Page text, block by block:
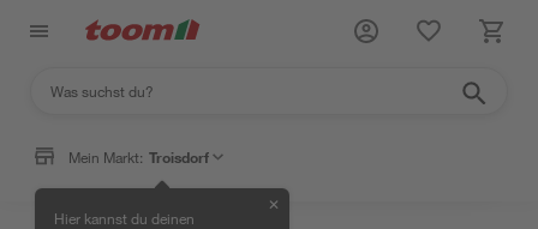
Mein Markt: Troisdorf
Hier kannst du deinen
✕